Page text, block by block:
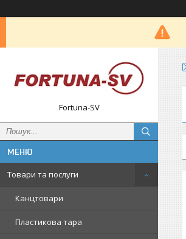
Fortuna-SV
Товари та послуги
Канцтовари
Пластикова тара